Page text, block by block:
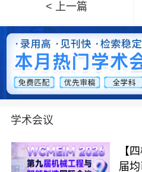
< 上一篇
学术会议
【
届